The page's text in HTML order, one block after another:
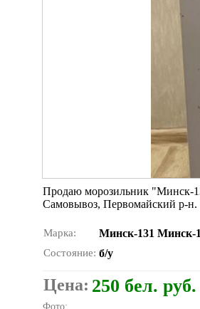
Продаю морозильник "Минск-
Самовывоз, Первомайский р-н.
Марка: Минск-131 Минск-
Состояние: б/у
Цена: 250 бел. руб.
Фото: